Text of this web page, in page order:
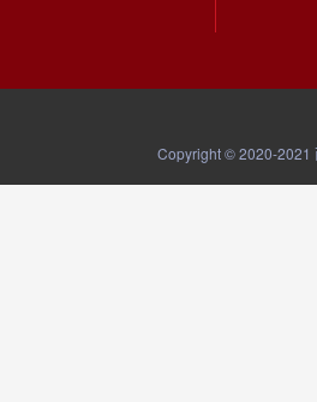
Copyright © 2020-2021